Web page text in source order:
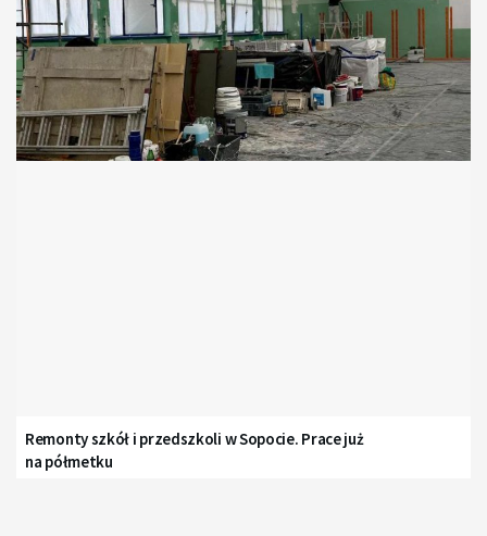
Remonty szkół i przedszkoli w Sopocie. Prace już
na półmetku